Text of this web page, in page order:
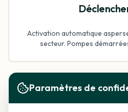
Activation automatique
secteur. Pompes
04
Paramètres de